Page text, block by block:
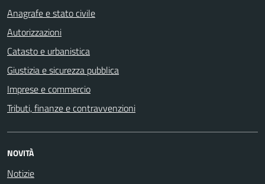
Anagrafe e stato civile
Autorizzazioni
Catasto e urbanistica
Giustizia e sicurezza pubblica
Imprese e commercio
Tributi, finanze e contravvenzioni
NOVITÀ
Notizie